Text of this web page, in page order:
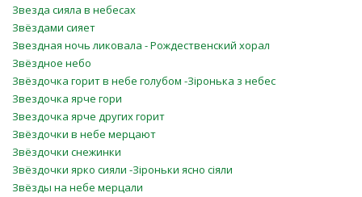
Звезда сияла в небесах
Звёздами сияет
Звездная ночь ликовала - Рождественский хорал
Звёздное небо
Звёздочка горит в небе голубом -Зіронька з небес
Звездочка ярче гори
Звездочка ярче других горит
Звёздочки в небе мерцают
Звёздочки снежинки
Звёздочки ярко сияли -Зіроньки ясно сіяли
Звёзды на небе мерцали